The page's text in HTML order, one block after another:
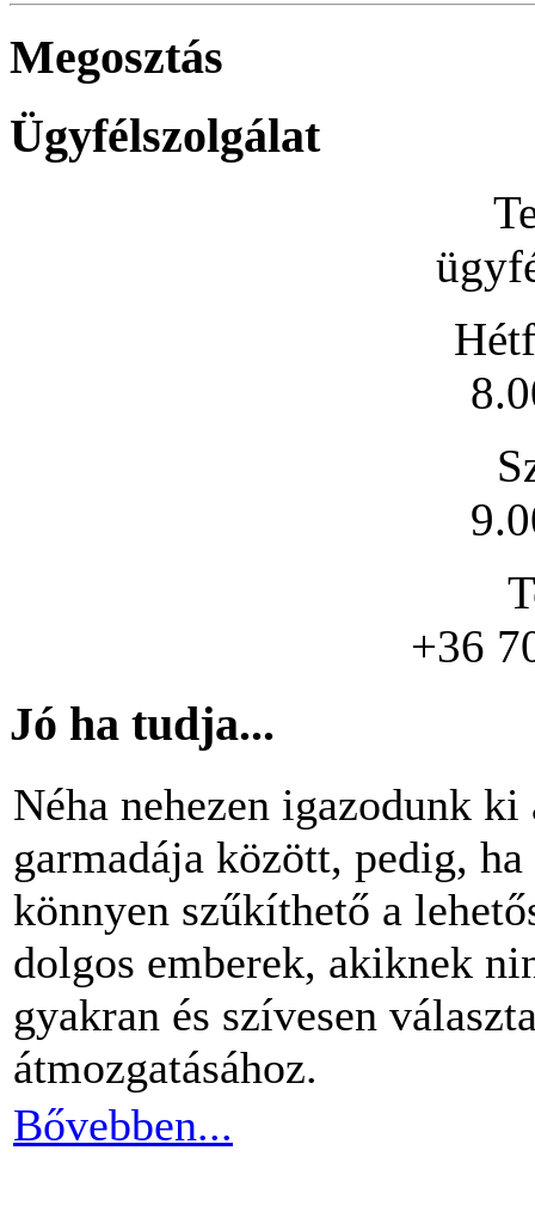
Megosztás
Ügyfélszolgálat
+36
Jó ha tudja...
Néha nehezen igazodunk
garmadája között, pedig,
könnyen szűkíthető a
dolgos emberek, akiknek
gyakran és szívesen
átmozgatásához.
Bővebben...